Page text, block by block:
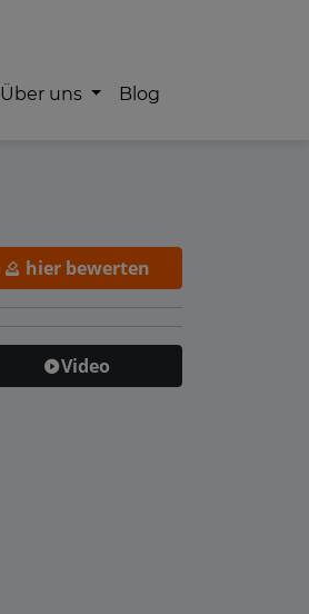
Über uns Blog
hier bewerten
Video